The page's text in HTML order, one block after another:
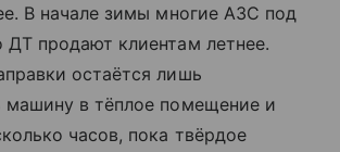
В начале зимы многие АЗС под
ДТ продают клиентам летнее.
остаётся лишь
машину в тёплое помещение и
часов, пока твёрдое